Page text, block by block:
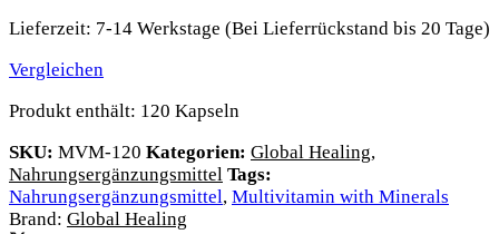
Lieferzeit: 7-14 Werkstage (Bei Lieferrückstand bis 20 Tage)
Vergleichen
Produkt enthält: 120 Kapseln
SKU: MVM-120 Kategorien: Global Healing,
Nahrungsergänzungsmittel Tags:
Nahrungsergänzungsmittel, Multivitamin with Minerals
Brand: Global Healing